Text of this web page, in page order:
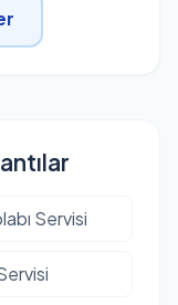
Servisi